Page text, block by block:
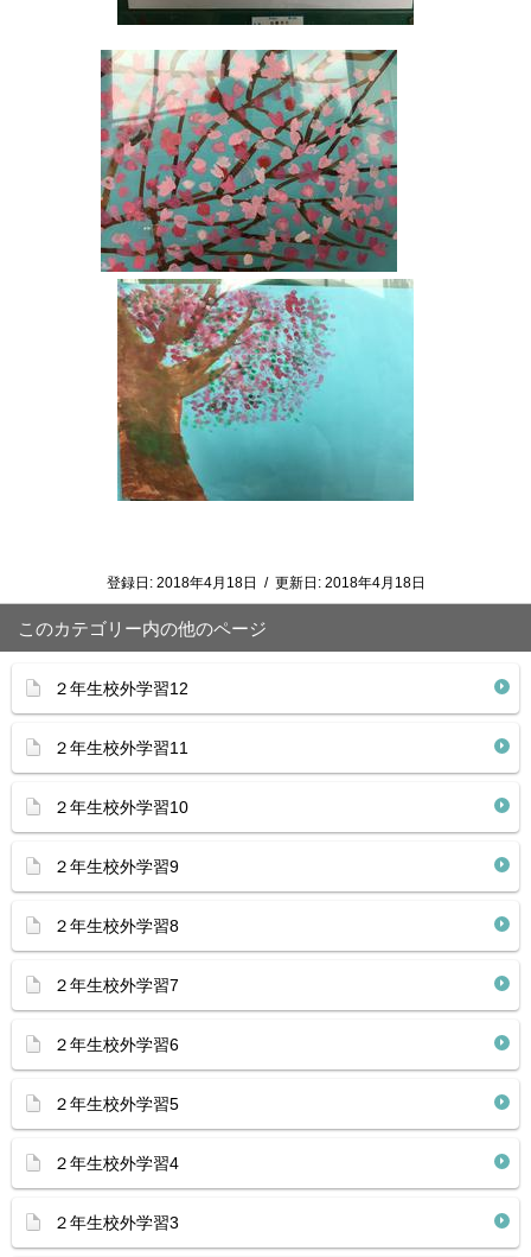
登録日: 2018年4月18日 / 更新日: 2018年4月18日
このカテゴリー内の他のページ
２年生校外学習12
２年生校外学習11
２年生校外学習10
２年生校外学習9
２年生校外学習8
２年生校外学習7
２年生校外学習6
２年生校外学習5
２年生校外学習4
２年生校外学習3